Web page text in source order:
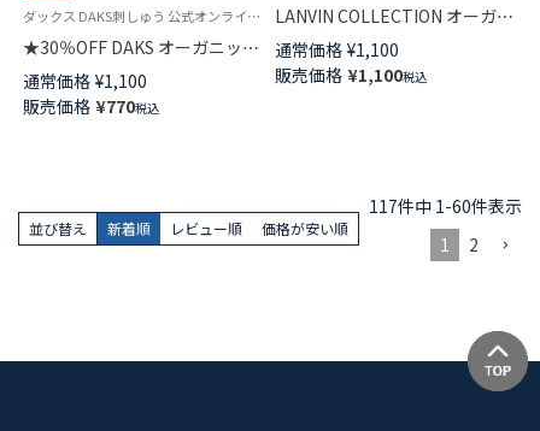
ダックス DAKS刺しゅう 公式オンラインショップ 紳士 靴下
★30％OFF DAKS オーガニック
コットン混 かかとしっかりホー
ルド ベーシックチェックリンク
ス クルー丈 メンズ カジュアル
通常価格 ¥1,100
販売価格 ¥770税込
LANVIN COLLECTION オーガニ
ックコットン混 ヘリンボンボー
ダー ミドル丈カジュアルソック
ス メンズ 02412135
通常価格 ¥1,100
販売価格 ¥1,100税込
並び替え 新着順 レビュー順 価格が安い順
117件中 1-60件表示
1
2